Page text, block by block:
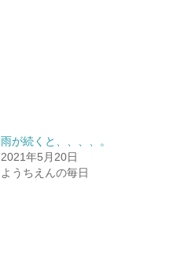
雨が続くと、、、、。
2021年5月20日
ようちえんの毎日